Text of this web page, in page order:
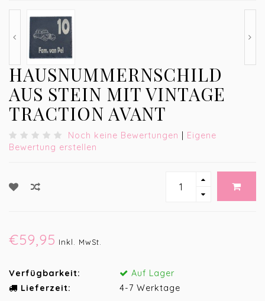
HAUSNUMMERNSCHILD
AUS STEIN MIT VINTAGE
TRACTION AVANT
Noch keine Bewertungen | Eigene
Bewertung erstellen
€59,95 Inkl. MwSt.
Verfügbarkeit:
Auf Lager
Lieferzeit:
4-7 Werktage